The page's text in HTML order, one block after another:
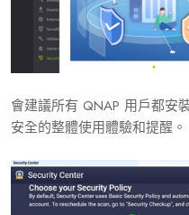
會建議所有 QNAP 用戶都安
安全的整體使用體驗和提醒。